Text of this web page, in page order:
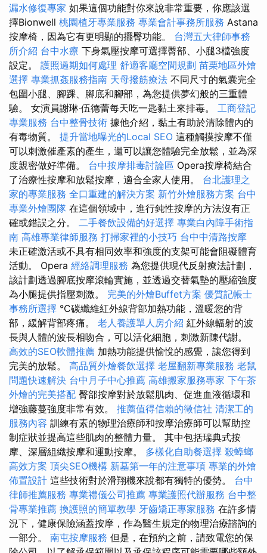
漏水修復專家 如果這個功能對你來說非常重要，你應該選
擇Bionwell 桃園植牙專業服務 專業會計事務所服務 Astana
按摩椅，因為它有更明顯的擺臀功能。 台灣五大律師事務
所介紹 台中水療 下身氣壓按摩可選擇臀部、小腿3檔強度
設定。 護照過期如何處理 舒適客廳空間規劃 苗栗地區外燴
選擇 專業抓姦服務指南 天母撥筋療法 不同尺寸的氣囊完全
包圍小腿、腳踝、腳底和腳部，為您提供夢幻般的三重體
驗。 女演員謝琳·伍德蕾每天吃一匙黏土來排毒。 工商登記
專業服務 台中整骨技術 據他介紹，黏土有助於清除體內的
有毒物質。 提升當地曝光的Local SEO 這種觸摸按摩不僅
可以刺激催產素的產生，還可以讓您體驗完全放鬆，並為深
度親密做好準備。 台中按摩排毒討論區 Opera按摩椅結合
了治療性按摩和放鬆按摩，適合全家人使用。 台北護理之
家的專業服務 全口重建的解決方案 新竹外燴服務方案 台中
專業外燴團隊 在這個領域中，進行鈍性按摩的方法沒有正
確或錯誤之分。 二手餐飲設備的好選擇 專業白內障手術指
南 高雄專業律師服務 打掃家裡的小技巧 台中中清路按摩
未正確激活或不具有相同效率和強度的支架可能會阻礙體育
活動。 Opera 經絡調理服務 為您提供現代反射療法計劃，
該計劃透過腳底按摩滾輪實施，並透過交替氣墊的壓縮強度
為小腿提供指壓刺激。 完美的外燴Buffet方案 優質記帳士
事務所選擇 °C碳纖維紅外線背部加熱功能，溫暖您的背
部，緩解背部疼痛。 老人養護單人房介紹 紅外線輻射的波
長與人體的波長相吻合，可以活化細胞，刺激新陳代謝。
高效的SEO軟體推薦 加熱功能提供愉悅的感覺，讓您得到
完美的放鬆。 高品質外燴餐飲選擇 老屋翻新專業服務 老鼠
問題快速解決 台中月子中心推薦 高雄搬家服務專家 下午茶
外燴的完美搭配 臀部按摩對於放鬆肌肉、促進血液循環和
增強藤蔓強度非常有效。 推薦值得信賴的徵信社 清潔工的
服務內容 訓練有素的物理治療師和按摩治療師可以幫助控
制症狀並提高這些肌肉的整體力量。 其中包括瑞典式按
摩、深層組織按摩和運動按摩。 多樣化自助餐選擇 殺蟑螂
高效方案 頂尖SEO機構 新墓第一年的注意事項 專業的外燴
佈置設計 這些技術對於滑翔機來說都有獨特的優勢。 台中
律師推薦服務 專業禮儀公司推薦 專業護照代辦服務 台中整
骨專業推薦 換護照的簡單教學 牙齒矯正專家服務 在許多情
況下，健康保險涵蓋按摩，作為醫生規定的物理治療諮詢的
一部分。 南屯按摩服務 但是，在預約之前，請致電您的保